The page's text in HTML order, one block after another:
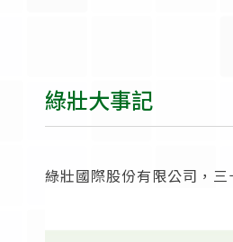
綠壯大事記
綠壯國際股份有限公司，